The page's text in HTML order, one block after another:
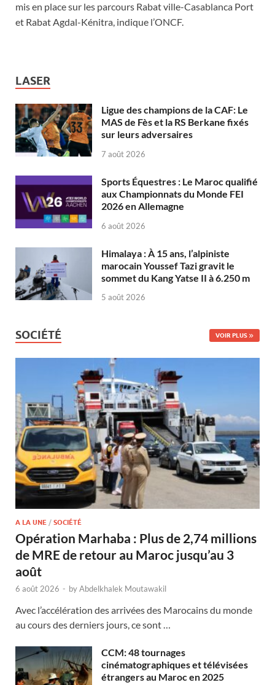
mis en place sur les parcours Rabat ville-Casablanca Port
et Rabat Agdal-Kénitra, indique l’ONCF.
LASER
Ligue des champions de la CAF: Le
MAS de Fès et la RS Berkane fixés
sur leurs adversaires
7 août 2026
Sports Équestres : Le Maroc qualifié
aux Championnats du Monde FEI
2026 en Allemagne
6 août 2026
Himalaya : À 15 ans, l’alpiniste
marocain Youssef Tazi gravit le
sommet du Kang Yatse II à 6.250 m
5 août 2026
SOCIÉTÉ VOIR PLUS
A LA UNE / SOCIÉTÉ
Opération Marhaba : Plus de 2,74 millions
de MRE de retour au Maroc jusqu’au 3
août
6 août 2026 - byAbdelkhalek Moutawakil
Avec l’accélération des arrivées des Marocains du monde
au cours des derniers jours, ce sont …
CCM: 48 tournages
cinématographiques et télévisées
étrangers au Maroc en 2025